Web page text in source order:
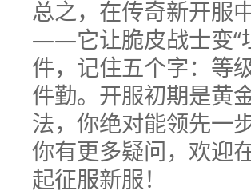
总之，在传奇新开服
——它让脆皮战士变“
件，记住五个字：等
件勤。开服初期是黄
法，你绝对能领先一
你有更多疑问，欢迎
起征服新服！